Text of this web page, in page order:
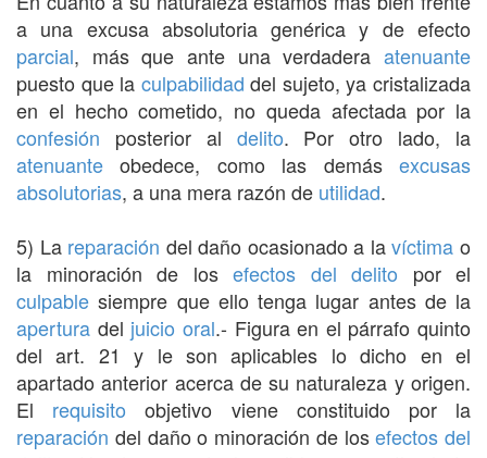
a una excusa absolutoria genérica y de efecto
parcial, más que ante una verdadera atenuante
puesto que la culpabilidad del sujeto, ya cristalizada
en el hecho cometido, no queda afectada por la
confesión posterior al delito. Por otro lado, la
atenuante obedece, como las demás excusas
absolutorias, a una mera razón de utilidad.
5) La reparación del daño ocasionado a lavíctima o
la minoración de los efectos del delito por el
culpable siempre que ello tenga lugar antes de la
apertura del juicio oral.- Figura en el párrafo quinto
del art. 21 y le son aplicables lo dicho en el
apartado anterior acerca de su naturaleza y origen.
El requisito objetivo viene constituido por la
reparación del daño o minoración de losefectos del